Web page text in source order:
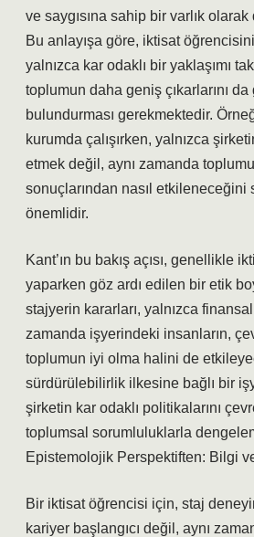
ve saygısına sahip bir varlık
Bu anlayışa göre, iktisat
yalnızca kar odaklı bir yaklaşımı
toplumun daha geniş çıkarlarını
bulundurması gerekmektedir.
kurumda çalışırken, yalnızca
etmek değil, aynı zamanda
sonuçlarından nasıl etkileneceğini
önemlidir.
Kant’ın bu bakış açısı, genellikle
yaparken göz ardı edilen bir etik
stajyerin kararları, yalnızca finansal
zamanda işyerindeki insanların,
toplumun iyi olma halini de
sürdürülebilirlik ilkesine bağlı bir
şirketin kar odaklı politikalarını
toplumsal sorumluluklarla
Epistemolojik Perspektiften: Bilgi
Bir iktisat öğrencisi için, staj
kariyer başlangıcı değil, aynı